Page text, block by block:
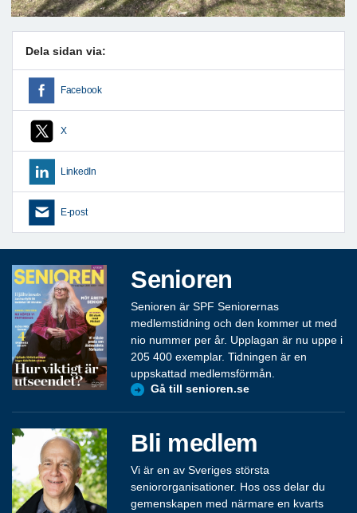
Dela sidan via:
Facebook
X
LinkedIn
E-post
Senioren
Senioren är SPF Seniorernas
medlemstidning och den kommer ut med
nio nummer per år. Upplagan är nu uppe i
205 400 exemplar. Tidningen är en
uppskattad medlemsförmån.
Gå till senioren.se
Bli medlem
Vi är en av Sveriges största
seniororganisationer. Hos oss delar du
gemenskapen med närmare en kvarts